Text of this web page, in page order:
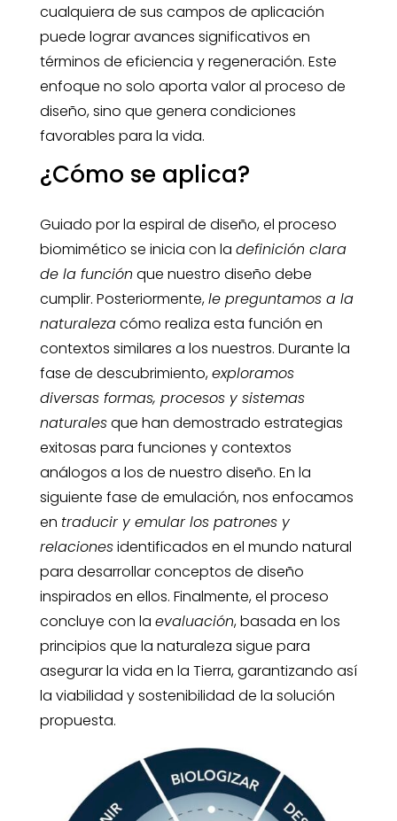
cualquiera de sus campos de aplicación
puede lograr avances significativos en
términos de eficiencia y regeneración. Este
enfoque no solo aporta valor al proceso de
diseño, sino que genera condiciones
favorables para la vida.
¿Cómo se aplica?
Guiado por la espiral de diseño, el proceso
biomimético se inicia con la definición clara
de la función que nuestro diseño debe
cumplir. Posteriormente,le preguntamos a la
naturalezacómo realiza esta función en
contextos similares a los nuestros. Durante la
fase de descubrimiento,exploramos
diversas formas, procesos y sistemas
naturalesque han demostrado estrategias
exitosas para funciones y contextos
análogos a los de nuestro diseño. En la
siguiente fase de emulación, nos enfocamos
en traducir y emular los patrones y
relacionesidentificados en el mundo natural
para desarrollar conceptos de diseño
inspirados en ellos. Finalmente, el proceso
concluye con la evaluación, basada en los
principios que la naturaleza sigue para
asegurar la vida en la Tierra, garantizando así
la viabilidad y sostenibilidad de la solución
propuesta.